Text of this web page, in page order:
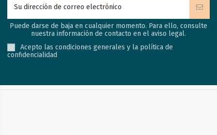
Puede darse de baja en cualquier momento. Para ello, consulte
nuestra información de contacto en el aviso legal.
Acepto las condiciones generales y la política de
confidencialidad